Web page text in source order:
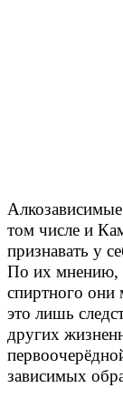
том числе и
признавать у
По их мнению,
спиртного
это лишь
других
зависимых